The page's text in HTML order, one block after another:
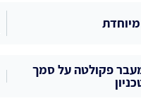
פקולטה על סמך